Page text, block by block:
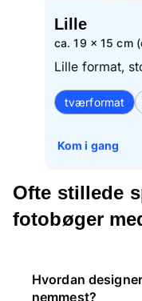
Lille
ca. 19 × 15 cm
Lille format,
tværformat
Kom i gang
Ofte stillede
fotobøger
Hvordan
nemmest?